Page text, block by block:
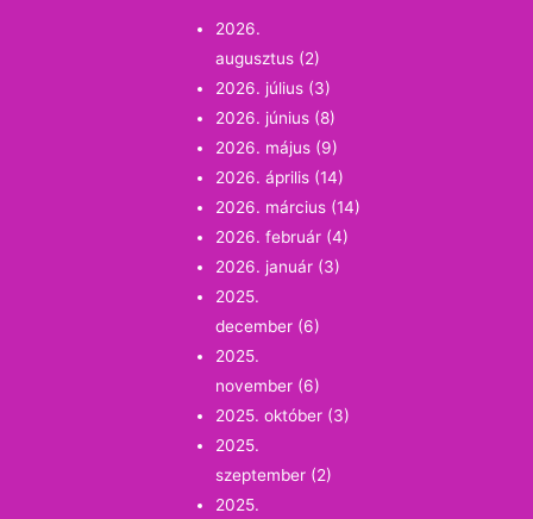
2026.
augusztus (2)
2026. július (3)
2026. június (8)
2026. május (9)
2026. április (14)
2026. március (14)
2026. február (4)
2026. január (3)
2025.
december (6)
2025.
november (6)
2025. október (3)
2025.
szeptember (2)
2025.